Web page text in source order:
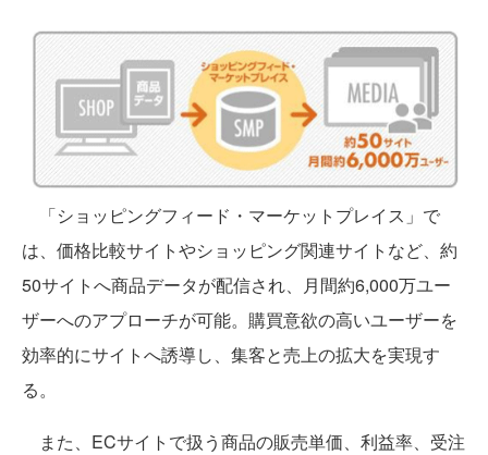
「ショッピングフィード・マーケットプレイス」で
は、価格比較サイトやショッピング関連サイトなど、約
50サイトへ商品データが配信され、月間約6,000万ユー
ザーへのアプローチが可能。購買意欲の高いユーザーを
効率的にサイトへ誘導し、集客と売上の拡大を実現す
る。
また、ECサイトで扱う商品の販売単価、利益率、受注